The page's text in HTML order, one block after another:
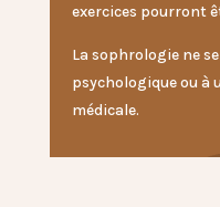
exercices pourront
La sophrologie ne
psychologique ou à
médicale.